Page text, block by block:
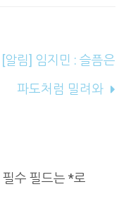
[알림] 임지민 : 슬픔은
파도처럼 밀려와
필수 필드는 *로